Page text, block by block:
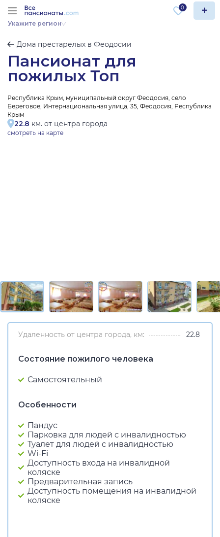
Укажите регион
0
Дома престарелых в Феодосии
Пансионат для
пожилых Топ
Республика Крым, муниципальный округ Феодосия, село
Береговое, Интернациональная улица, 35, Феодосия, Республика
Крым
22.8 км. от центра города
смотреть на карте
Удаленность от центра города, км: 22.8
Состояние пожилого человека
Самостоятельный
Особенности
Пандус
Парковка для людей с инвалидностью
Туалет для людей с инвалидностью
Wi-Fi
Доступность входа на инвалидной
коляске
Предварительная запись
Доступность помещения на инвалидной
коляске